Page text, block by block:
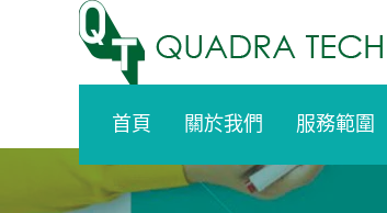
首頁 關於我們 服務範圍